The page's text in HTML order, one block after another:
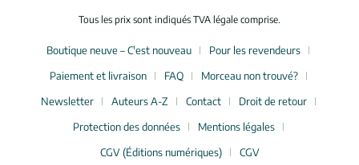
Tous les prix sont indiqués TVA légale comprise.
Boutique neuve – C'est nouveau
Pour les revendeurs
Paiement et livraison
FAQ
Morceau non trouvé?
Newsletter
Auteurs A-Z Contact
Droit de retour
Protection des données
Mentions légales
CGV (Éditions numériques)
CGV